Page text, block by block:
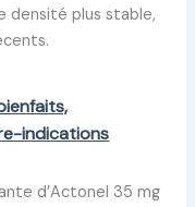
densité plus stable,
indications
d’Actonel 35 mg